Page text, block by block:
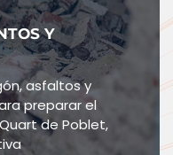
Y
asfaltos y
preparar el
de Poblet,